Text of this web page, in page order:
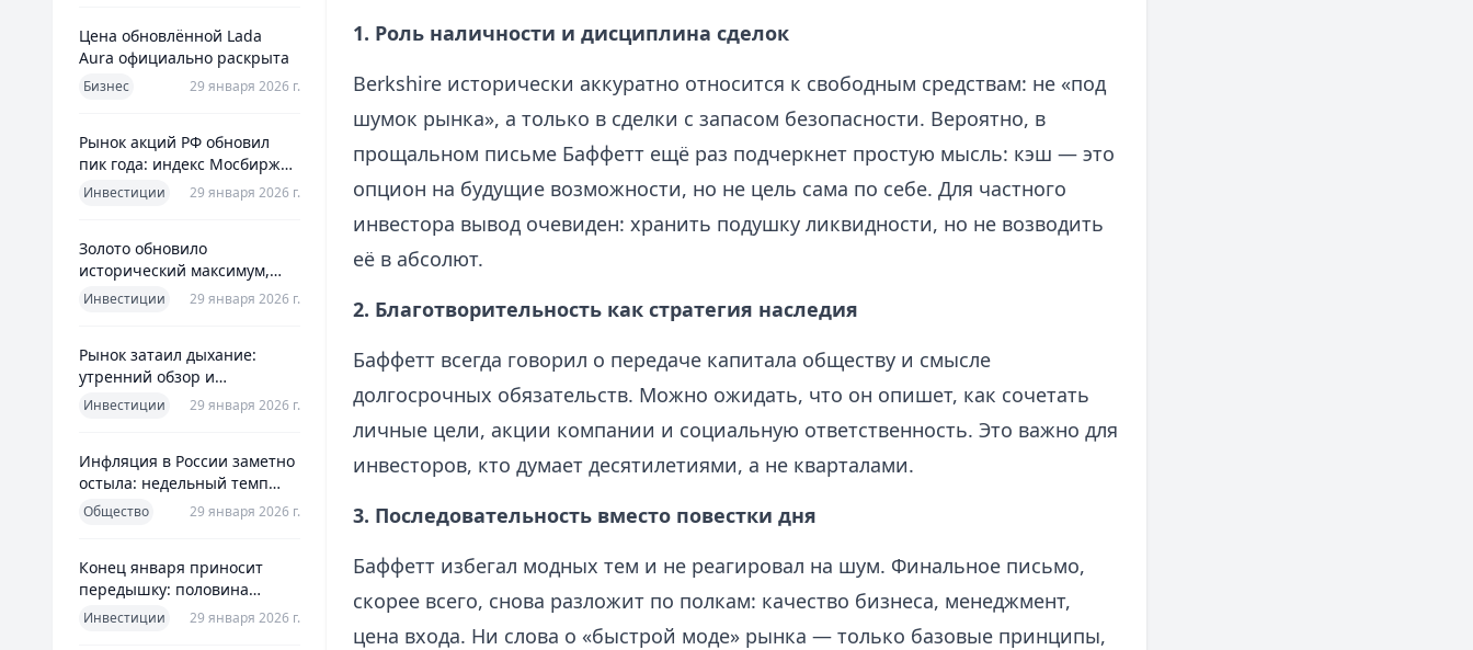
Цена обновлённой Lada
Aura официально раскрыта
Бизнес 29 января 2026 г.
Рынок акций РФ обновил
пик года: индекс Мосбиржи
на новом максимуме 2026-го
Инвестиции 29 января 2026 г.
Золото обновило
исторический максимум,
превысив планку в $5600 за
Инвестиции 29 января 2026 г.
Рынок затаил дыхание:
утренний обзор и
ориентиры для инвесторов
Инвестиции 29 января 2026 г.
Инфляция в России заметно
остыла: недельный темп
упал более чем вдвое
Общество 29 января 2026 г.
Конец января приносит
передышку: половина
годовой цели ЦБ «сделана»
Инвестиции 29 января 2026 г.
1. Роль наличности и дисциплина сделок
Berkshire исторически аккуратно относится к свободным средствам: не «под
шумок рынка», а только в сделки с запасом безопасности. Вероятно, в
прощальном письме Баффетт ещё раз подчеркнет простую мысль: кэш — это
опцион на будущие возможности, но не цель сама по себе. Для частного
инвестора вывод очевиден: хранить подушку ликвидности, но не возводить
её в абсолют.
2. Благотворительность как стратегия наследия
Баффетт всегда говорил о передаче капитала обществу и смысле
долгосрочных обязательств. Можно ожидать, что он опишет, как сочетать
личные цели, акции компании и социальную ответственность. Это важно для
инвесторов, кто думает десятилетиями, а не кварталами.
3. Последовательность вместо повестки дня
Баффетт избегал модных тем и не реагировал на шум. Финальное письмо,
скорее всего, снова разложит по полкам: качество бизнеса, менеджмент,
цена входа. Ни слова о «быстрой моде» рынка — только базовые принципы,